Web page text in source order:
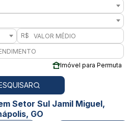
R$
Imóvel para Permuta
Setor Sul Jamil Miguel,
GO